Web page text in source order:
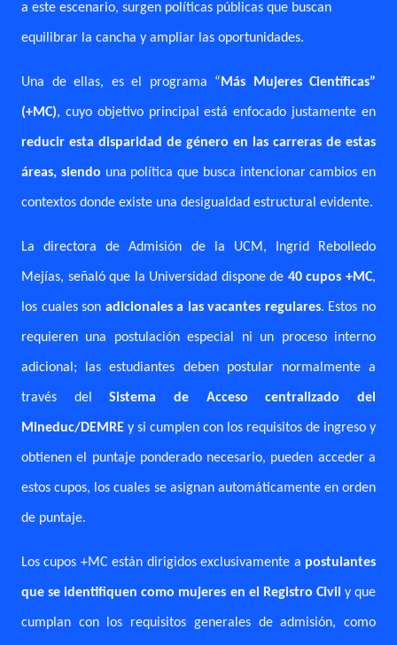
a este escenario, surgen políticas públicas que buscan
equilibrar la cancha y ampliar las oportunidades.
Una de ellas, es el programa “ Más Mujeres Científicas”
(+MC), cuyo objetivo principal está enfocado justamente en
reducir esta disparidad de género en las carreras de estas
áreas, siendo una política que busca intencionar cambios en
contextos donde existe una desigualdad estructural evidente.
La directora de Admisión de la UCM, Ingrid Rebolledo
Mejías, señaló que la Universidad dispone de 40 cupos +MC,
los cuales son adicionales a las vacantes regulares. Estos no
requieren una postulación especial ni un proceso interno
adicional; las estudiantes deben postular normalmente a
través delSistema de Acceso centralizado del
Mineduc/DEMRE y si cumplen con los requisitos de ingreso y
obtienen el puntaje ponderado necesario, pueden acceder a
estos cupos, los cuales se asignan automáticamente en orden
de puntaje.
Los cupos +MC están dirigidos exclusivamente a postulantes
que se identifiquen como mujeres en el Registro Civil y que
cumplan con los requisitos generales de admisión, como